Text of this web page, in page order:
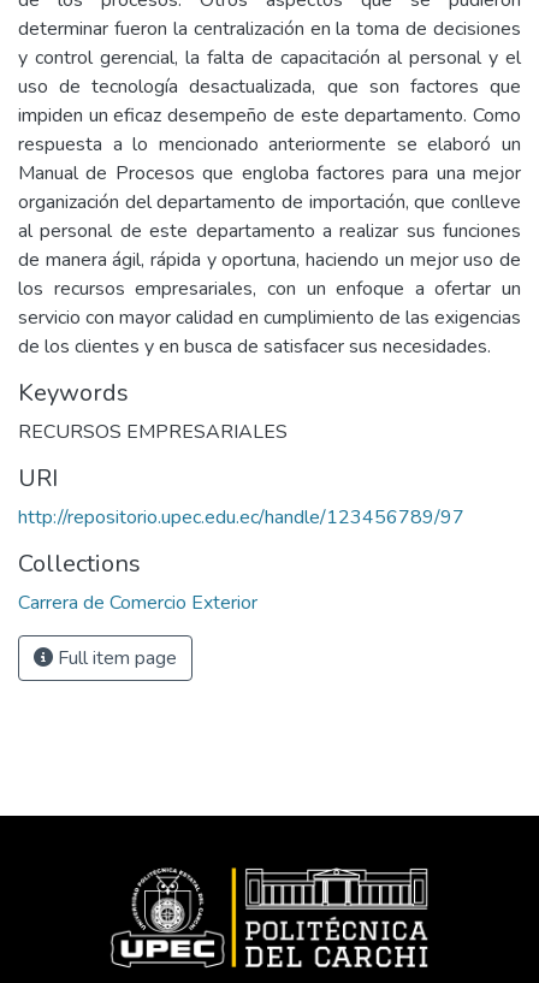
determinar fueron la centralización en la toma de decisiones
y control gerencial, la falta de capacitación al personal y el
uso de tecnología desactualizada, que son factores que
impiden un eficaz desempeño de este departamento. Como
respuesta a lo mencionado anteriormente se elaboró un
Manual de Procesos que engloba factores para una mejor
organización del departamento de importación, que conlleve
al personal de este departamento a realizar sus funciones
de manera ágil, rápida y oportuna, haciendo un mejor uso de
los recursos empresariales, con un enfoque a ofertar un
servicio con mayor calidad en cumplimiento de las exigencias
de los clientes y en busca de satisfacer sus necesidades.
Keywords
RECURSOS EMPRESARIALES
URI
http://repositorio.upec.edu.ec/handle/123456789/97
Collections
Carrera de Comercio Exterior
Full item page